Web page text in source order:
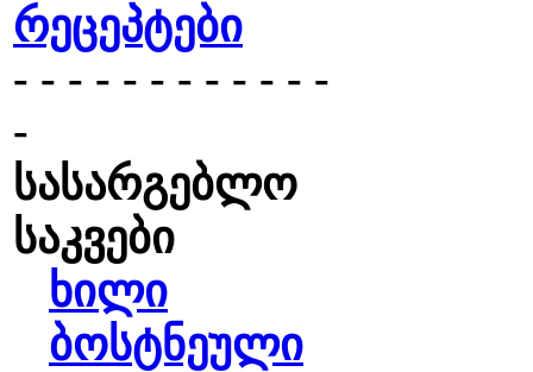
რეცეპტები
- - - - - - - - - - - -
-
სასარგებლო
საკვები
ხილი
ბოსტნეული